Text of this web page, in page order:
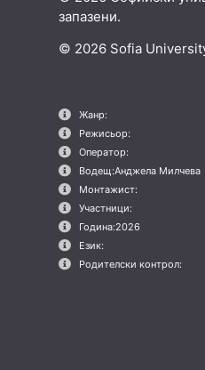
запазени.
© 2026 Sofia
Жанр:
Режисьор:
Оператор:
Водещ:Анджела Милчева
Монтажист:
Участници:
Година:2026
Език:
Родителски контрол: